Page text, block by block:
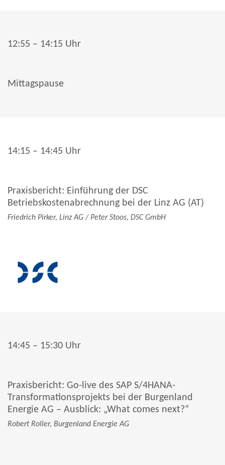
12:55 – 14:15 Uhr
Mittagspause
14:15 – 14:45 Uhr
Praxisbericht: Einführung der DSC
Betriebskostenabrechnung bei der Linz AG (AT)
Friedrich Pirker, Linz AG / Peter Stoos, DSC GmbH
14:45 – 15:30 Uhr
Praxisbericht: Go-live des SAP S/4HANA-
Transformationsprojekts bei der Burgenland
Energie AG – Ausblick: „What comes next?“
Robert Roller, Burgenland Energie AG